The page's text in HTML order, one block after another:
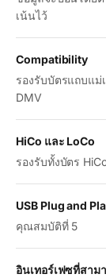
เน้นไว้
Compatibility
รองรับบัตรแถบแม่
DMV
HiCo และ LoCo
รองรับทั้งบัตร
USB Plug and
คุณสมบัติที่ 5
อินเทอร์เฟซที่สาม